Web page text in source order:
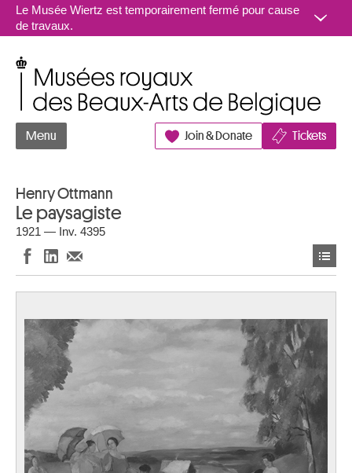
Aller au contenu
Le Musée Wiertz est temporairement fermé pour cause
de travaux.
Menu Join & Donate Tickets
Henry Ottmann
Le paysagiste
1921 — Inv. 4395